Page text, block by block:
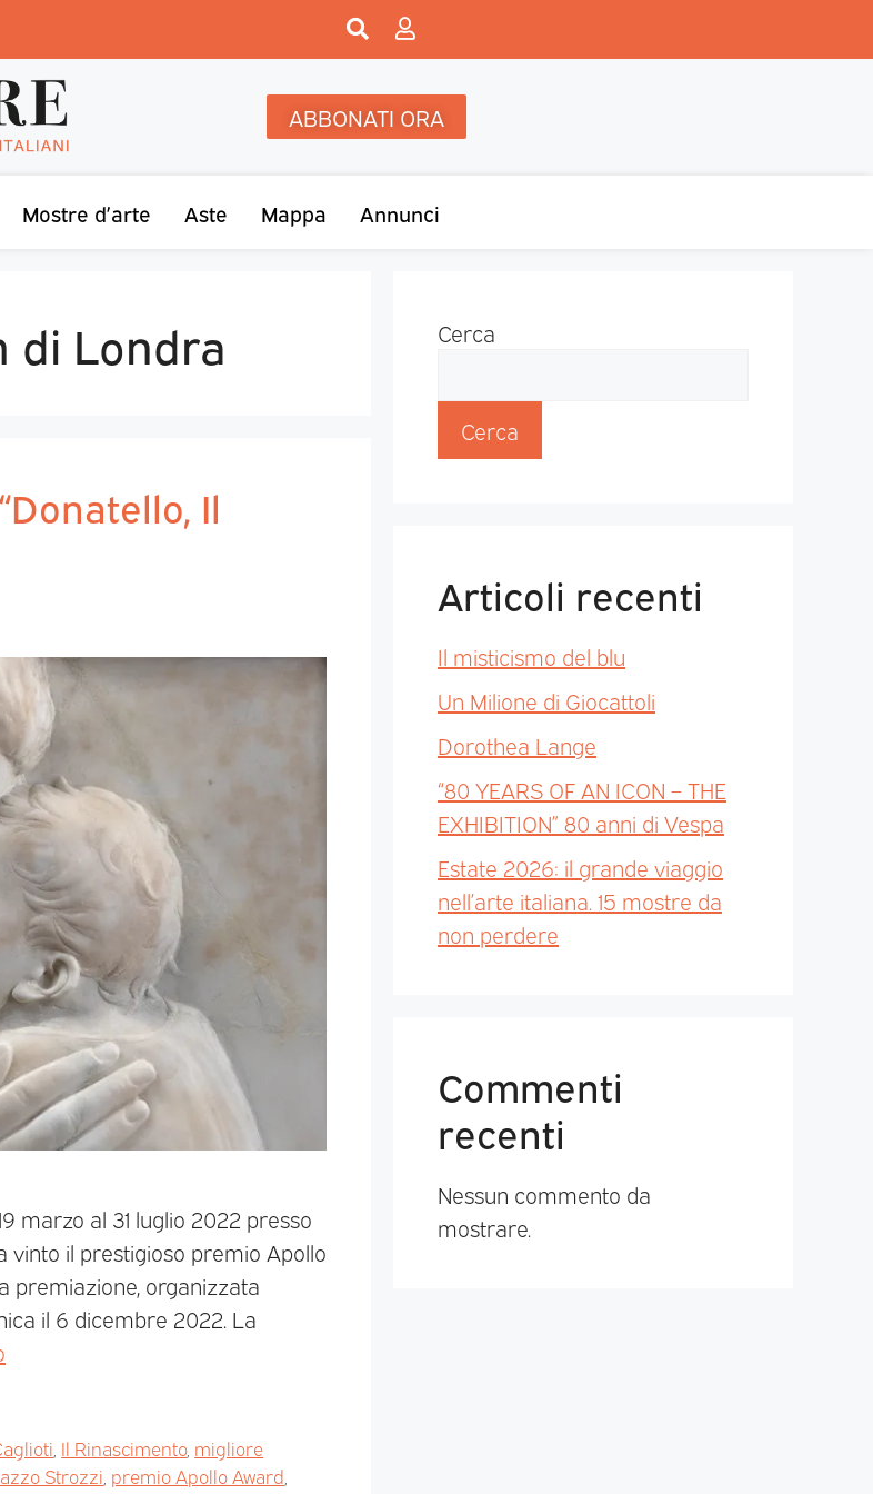
ABBONATI ORA
Mostre d’arte Aste Mappa Annunci
di Londra
Il
marzo al 31 luglio 2022 presso
vinto il prestigioso premio Apollo
premiazione, organizzata
il 6 dicembre 2022. La
Il Rinascimento, migliore
Strozzi premio Apollo Award
Cerca
Cerca
Articoli recenti
Il misticismo del blu
Un Milione di Giocattoli
Dorothea Lange
“80 YEARS OF AN ICON – THE
EXHIBITION” 80 anni di Vespa
Estate 2026: il grande viaggio
nell’arte italiana. 15 mostre da
non perdere
Commenti
recenti
Nessun commento da
mostrare.